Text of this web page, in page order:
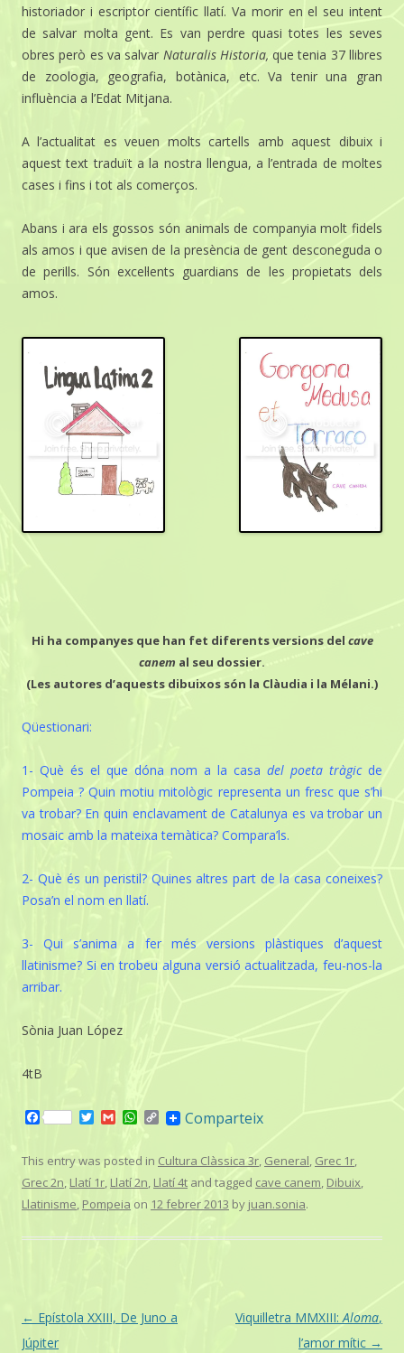
historiador i escriptor científic llatí. Va morir en el seu intent
de salvar molta gent. Es van perdre quasi totes les seves
obres però es va salvar Naturalis Historia, que tenia 37 llibres
de zoologia, geografia, botànica, etc. Va tenir una gran
influència a l’Edat Mitjana.
A l’actualitat es veuen molts cartells amb aquest dibuix i
aquest text traduït a la nostra llengua, a l’entrada de moltes
cases i fins i tot als comerços.
Abans i ara els gossos són animals de companyia molt fidels
als amos i que avisen de la presència de gent desconeguda o
de perills. Són excel·lents guardians de les propietats dels
amos.
Hi ha companyes que han fet diferents versions del cave
canem al seu dossier.
(Les autores d’aquests dibuixos són la Clàudia i la Mélani.)
Qüestionari:
1- Què és el que dóna nom a la casa del poeta tràgic de
Pompeia ? Quin motiu mitològic representa un fresc que s’hi
va trobar? En quin enclavament de Catalunya es va trobar un
mosaic amb la mateixa temàtica? Compara’ls.
2- Què és un peristil? Quines altres part de la casa coneixes?
Posa’n el nom en llatí.
3- Qui s’anima a fer més versions plàstiques d’aquest
llatinisme? Si en trobeu alguna versió actualitzada, feu-nos-la
arribar.
Sònia Juan López
4tB
F
e
o
o
T
t
t
e
r
G
i
l
W
t
s
A
p
C
o
y
L
i
n
Comparteix
This entry was posted in Cultura Clàssica 3r, General, Grec 1r,
Grec 2n, Llatí 1r, Llatí 2n, Llatí 4t and tagged cave canem, Dibuix,
Llatinisme, Pompeia on 12 febrer 2013 by juan.sonia.
Post
navigation
← Epístola XXIII, De Juno a
Júpiter
Viquilletra MMXIII:Aloma,
l’amor mític →